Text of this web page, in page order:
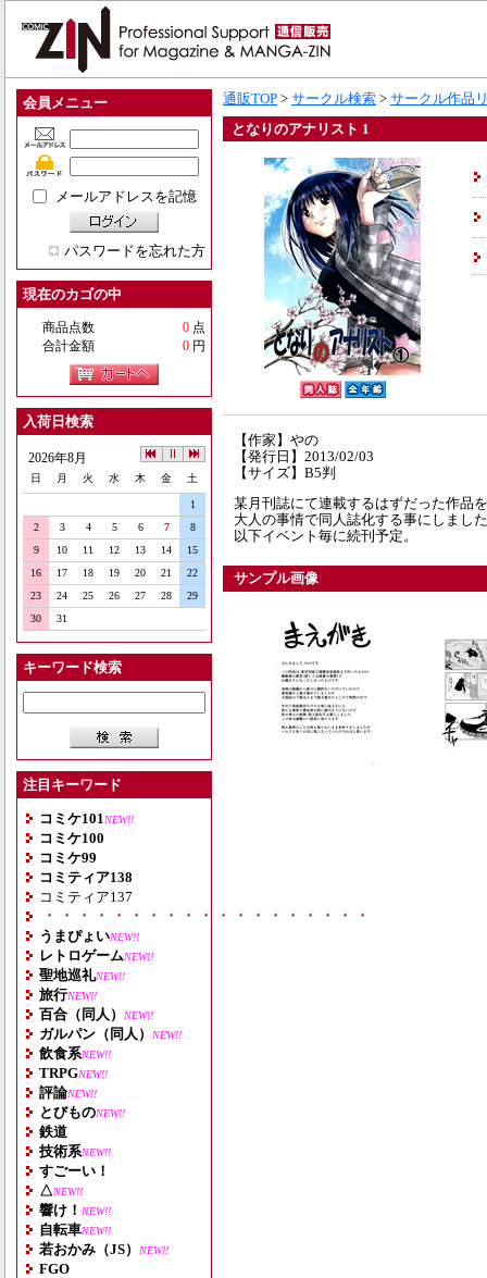
会員メニュー
メールアドレスを記憶
パスワードを忘れた方
現在のカゴの中
商品点数 0 点
合計金額
0 円
入荷日検索
2026年8月
日 月 火 水 木 金 土
1
2
3 4 5 6 7
8
9
10 11 12 13 14
15
16
17 18 19 20 21
22
23
24 25 26 27 28
29
30
31
キーワード検索
注目キーワード
コミケ101 NEW!!
コミケ100
コミケ99
コミティア138
コミティア137
・・・・・・・・・・・・・・・・・・・
うまぴょいNEW!!
レトロゲームNEW!!
聖地巡礼NEW!!
旅行NEW!!
百合（同人） NEW!!
ガルパン（同人） NEW!!
飲食系NEW!!
TRPGNEW!!
評論NEW!!
とびものNEW!!
鉄道
技術系NEW!!
すごーい！
△NEW!!
響け！ NEW!!
自転車NEW!!
若おかみ（JS） NEW!!
FGO
通販TOP > サークル検索 > サークル作品
となりのアナリスト 1
【作家】やの
【発行日】2013/02/03
【サイズ】B5判
某月刊誌にて連載するはずだった作品を
大人の事情で同人誌化する事にしまし
以下イベント毎に続刊予定。
サンプル画像